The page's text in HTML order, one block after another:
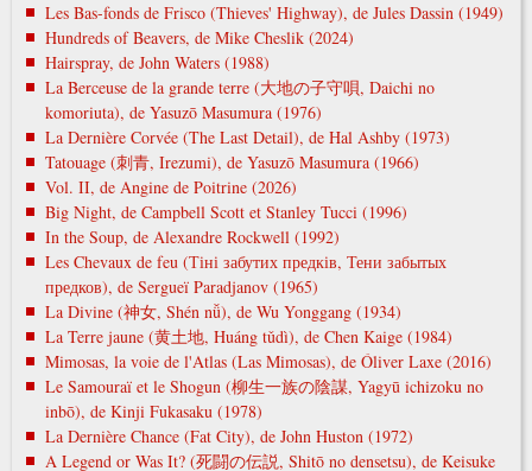
Les Bas-fonds de Frisco (Thieves' Highway), de Jules Dassin (1949)
Hundreds of Beavers, de Mike Cheslik (2024)
Hairspray, de John Waters (1988)
La Berceuse de la grande terre (大地の子守唄, Daichi no
komoriuta), de Yasuzō Masumura (1976)
La Dernière Corvée (The Last Detail), de Hal Ashby (1973)
Tatouage (刺青, Irezumi), de Yasuzō Masumura (1966)
Vol. II, de Angine de Poitrine (2026)
Big Night, de Campbell Scott et Stanley Tucci (1996)
In the Soup, de Alexandre Rockwell (1992)
Les Chevaux de feu (Тіні забутих предків, Тени забытых
предков), de Sergueï Paradjanov (1965)
La Divine (神女, Shén nǚ), de Wu Yonggang (1934)
La Terre jaune (黄土地, Huáng tǔdì), de Chen Kaige (1984)
Mimosas, la voie de l'Atlas (Las Mimosas), de Óliver Laxe (2016)
Le Samouraï et le Shogun (柳生一族の陰謀, Yagyū ichizoku no
inbō), de Kinji Fukasaku (1978)
La Dernière Chance (Fat City), de John Huston (1972)
A Legend or Was It? (死闘の伝説, Shitō no densetsu), de Keisuke